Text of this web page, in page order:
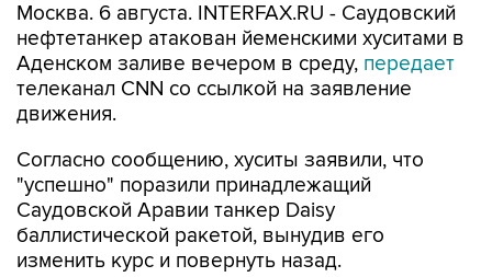
Москва. 6 августа. INTERFAX.RU - Саудовский
нефтетанкер атакован йеменскими хуситами в
Аденском заливе вечером в среду, передает
телеканал CNN со ссылкой на заявление
движения.
Согласно сообщению, хуситы заявили, что
"успешно" поразили принадлежащий
Саудовской Аравии танкер Daisy
баллистической ракетой, вынудив его
изменить курс и повернуть назад.